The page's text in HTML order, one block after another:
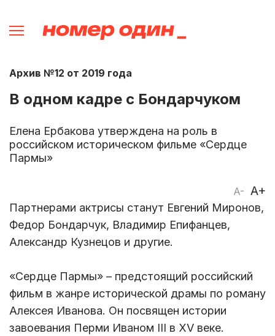
Архив №12 от 2019 года
В одном кадре с Бондарчуком
Елена Ербакова утверждена на роль в
российском историческом фильме «Сердце
Пармы»
A- A+
Партнерами актрисы станут Евгений Миронов,
Федор Бондарчук, Владимир Епифанцев,
Александр Кузнецов и другие.
«Сердце Пармы» – предстоящий российский
фильм в жанре исторической драмы по роману
Алексея Иванова. Он посвящен истории
завоевания Перми Иваном III в XV веке.